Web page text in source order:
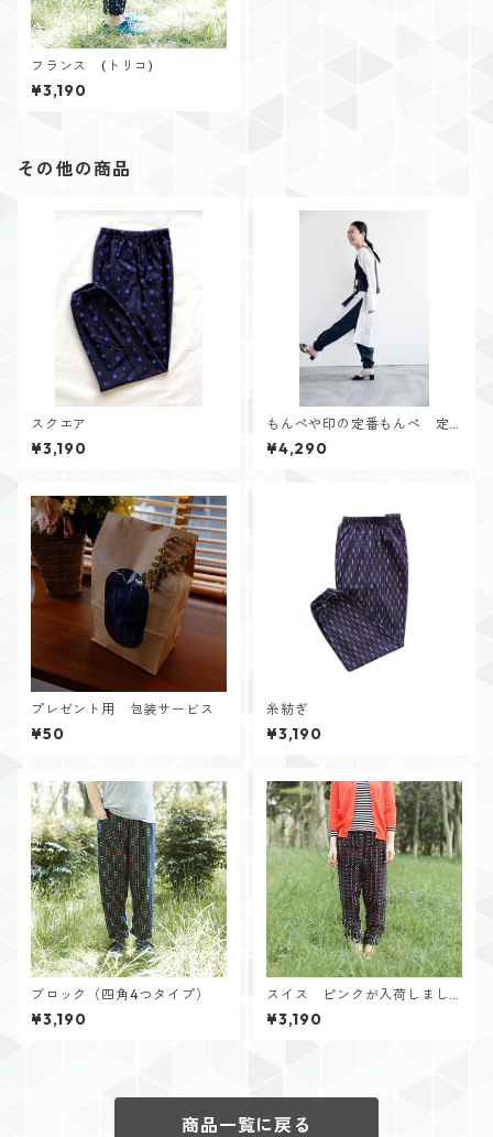
フランス (トリコ)
¥3,190
その他の商品
スクエア
¥3,190
もんぺや印の定番もんぺ 定
番カラー
¥4,290
プレゼント用 包装サービス
¥50
糸紡ぎ
¥3,190
ブロック（四角4つタイプ）
¥3,190
スイス ピンクが入荷しまし
た！
¥3,190
商品一覧に戻る